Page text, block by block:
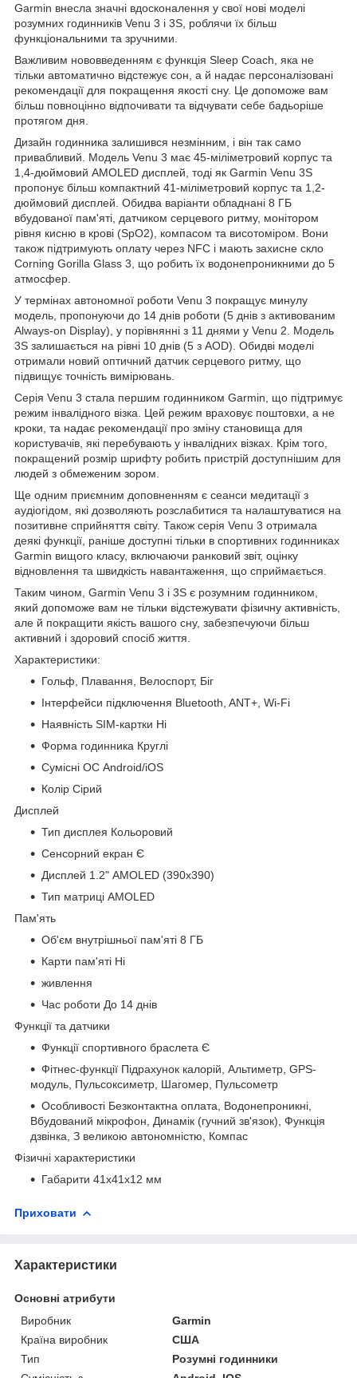
Garmin внесла значні вдосконалення у свої нові моделі
розумних годинників Venu 3 і 3S, роблячи їх більш
функціональними та зручними.
Важливим нововведенням є функція Sleep Coach, яка не
тільки автоматично відстежує сон, а й надає персоналізовані
рекомендації для покращення якості сну. Це допоможе вам
більш повноцінно відпочивати та відчувати себе бадьоріше
протягом дня.
Дизайн годинника залишився незмінним, і він так само
привабливий. Модель Venu 3 має 45-міліметровий корпус та
1,4-дюймовий AMOLED дисплей, тоді як Garmin Venu 3S
пропонує більш компактний 41-міліметровий корпус та 1,2-
дюймовий дисплей. Обидва варіанти обладнані 8 ГБ
вбудованої пам'яті, датчиком серцевого ритму, монітором
рівня кисню в крові (SpO2), компасом та висотоміром. Вони
також підтримують оплату через NFC і мають захисне скло
Corning Gorilla Glass 3, що робить їх водонепроникними до 5
атмосфер.
У термінах автономної роботи Venu 3 покращує минулу
модель, пропонуючи до 14 днів роботи (5 днів з активованим
Always-on Display), у порівнянні з 11 днями у Venu 2. Модель
3S залишається на рівні 10 днів (5 з AOD). Обидві моделі
отримали новий оптичний датчик серцевого ритму, що
підвищує точність вимірювань.
Серія Venu 3 стала першим годинником Garmin, що підтримує
режим інвалідного візка. Цей режим враховує поштовхи, а не
кроки, та надає рекомендації про зміну становища для
користувачів, які перебувають у інвалідних візках. Крім того,
покращений розмір шрифту робить пристрій доступнішим для
людей з обмеженим зором.
Ще одним приємним доповненням є сеанси медитації з
аудіогідом, які дозволяють розслабитися та налаштуватися на
позитивне сприйняття світу. Також серія Venu 3 отримала
деякі функції, раніше доступні тільки в спортивних годинниках
Garmin вищого класу, включаючи ранковий звіт, оцінку
відновлення та швидкість навантаження, що сприймається.
Таким чином, Garmin Venu 3 і 3S є розумним годинником,
який допоможе вам не тільки відстежувати фізичну активність,
але й покращити якість вашого сну, забезпечуючи більш
активний і здоровий спосіб життя.
Характеристики:
Гольф, Плавання, Велоспорт, Біг
Інтерфейси підключення Bluetooth, ANT+, Wi-Fi
Наявність SIM-картки Ні
Форма годинника Круглі
Сумісні ОС Android/iOS
Колір Сірий
Дисплей
Тип дисплея Кольоровий
Сенсорний екран Є
Дисплей 1.2" AMOLED (390x390)
Тип матриці AMOLED
Пам'ять
Об'єм внутрішньої пам'яті 8 ГБ
Карти пам'яті Ні
живлення
Час роботи До 14 днів
Функції та датчики
Функції спортивного браслета Є
Фітнес-функції Підрахунок калорій, Альтиметр, GPS-
модуль, Пульсоксиметр, Шагомер, Пульсометр
Особливості Безконтактна оплата, Водонепроникні,
Вбудований мікрофон, Динамік (гучний зв'язок), Функція
дзвінка, З великою автономністю, Компас
Фізичні характеристики
Габарити 41x41x12 мм
Приховати
Характеристики
Основні атрибути
Виробник
Garmin
Країна виробник
США
Тип
Розумні годинники